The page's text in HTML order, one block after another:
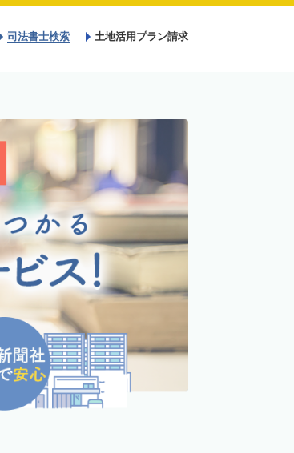
司法書士検索 土地活用プラン請求